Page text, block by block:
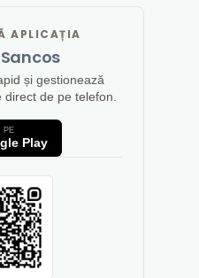
APLICAȚIA
și gestionează
direct de pe telefon.
PE
Play